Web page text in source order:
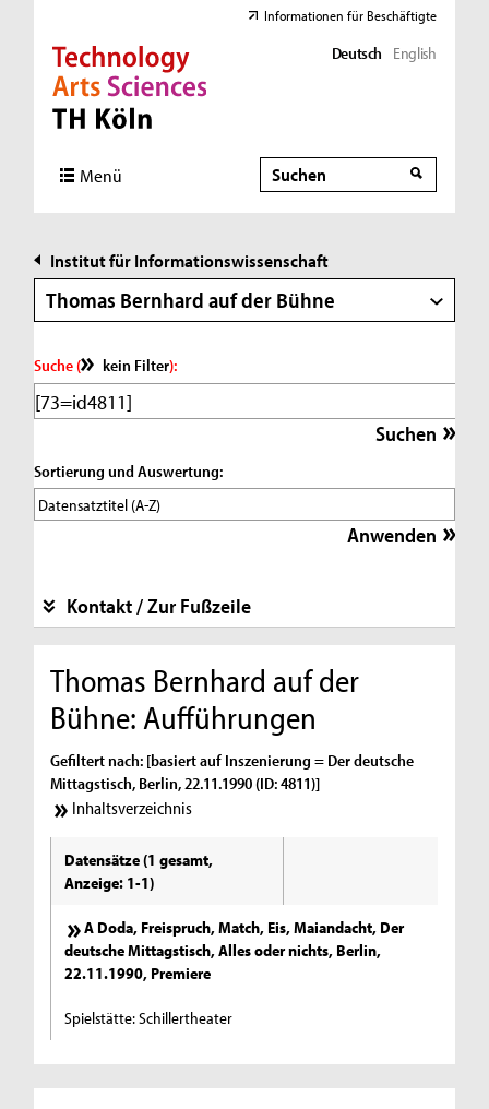
Direkt zur Hauptnavigation
Direkt zur Subnavigation
Direkt zum Inhalt
Direkt zum Fußbereich
Informationen für Beschäftigte
Deutsch English
Menü Suche
Suche
Institut für Informationswissenschaft
Thomas Bernhard auf der Bühne
Suche ( kein Filter):
Sortierung und Auswertung:
Kontakt / Zur Fußzeile
Thomas Bernhard auf der
Bühne: Aufführungen
Gefiltert nach: [basiert auf Inszenierung = Der deutsche
Mittagstisch, Berlin, 22.11.1990 (ID: 4811)]
Inhaltsverzeichnis
Datensätze (1 gesamt,
Anzeige: 1-1)
A Doda, Freispruch, Match, Eis, Maiandacht, Der
deutsche Mittagstisch, Alles oder nichts, Berlin,
22.11.1990, Premiere
Spielstätte: Schillertheater